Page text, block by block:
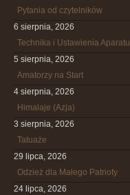
Pytania od czytelników
6 sierpnia, 2026
Technika i Ustawienia Aparatu
5 sierpnia, 2026
Amatorzy na Start
4 sierpnia, 2026
Himalaje (Azja)
3 sierpnia, 2026
Tatuaże
29 lipca, 2026
Odzież dla Małego Patrioty
24 lipca, 2026